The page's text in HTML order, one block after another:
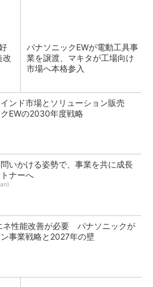
改
パナソニックEWが電動工具事
業を譲渡、マキタが工場向け
市場へ本格参入
ンド市場とソリューション販売
EWの2030年度戦略
いかける姿勢で、事業を共に成長
ナーへ
ネ性能改善が必要 パナソニックが
事業戦略と2027年の壁